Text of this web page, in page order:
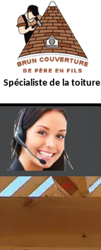
Spécialiste de la toiture